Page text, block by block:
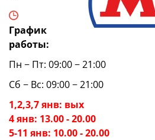
График
работы:
Пн − Пт: 09:00 − 21:00
Сб − Вс: 09:00 − 21:00
1,2,3,7 янв: вых
4 янв: 13.00 - 20.00
5-11 янв: 10.00 - 20.00